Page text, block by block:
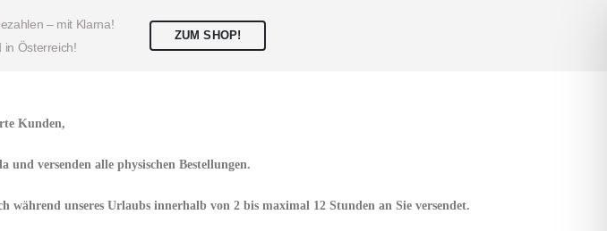
– mit Klarna!
in Österreich!
ZUM SHOP!
Kunden,
versenden alle physischen Bestellungen.
während unseres Urlaubs innerhalb von 2 bis maximal 12 Stundenan Sie versendet.